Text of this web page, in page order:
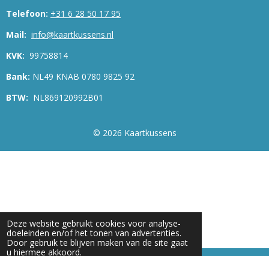
Deze website gebruikt cookies voor analyse-
doeleinden en/of het tonen van advertenties.
Door gebruik te blijven maken van de site gaat
u hiermee akkoord.
Telefoon: +31 6 28 50 17 95
Mail: info@kaartkussens.nl
KVK: 99758814
Bank: NL49 KNAB 0780 9825 92
BTW: NL869120992B01
© 2026 Kaartkussens